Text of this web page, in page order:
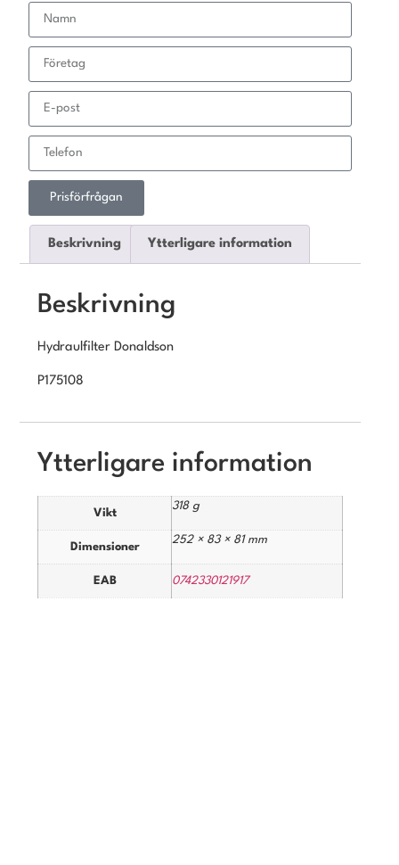
Prisförfrågan
Beskrivning Ytterligare information
Beskrivning
Hydraulfilter Donaldson
P175108
Ytterligare information
Vikt
318 g
Dimensioner
252 × 83 × 81 mm
EAB 0742330121917